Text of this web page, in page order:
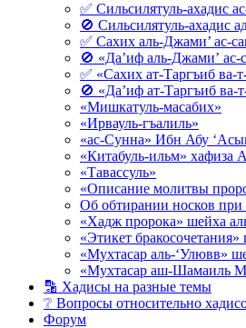
✅ Сильсилятуль-ахадис
🚫 Сильсилятуль-ахадис
✅ Сахих аль-Джами’ ас-
🚫 «Да’иф аль-Джами’ ас-
✅ «Сахих ат-Таргъиб ва-
🚫 «Да’иф ат-Таргъиб ва-
«Мишкатуль-масабих»
«Ирвауль-гъалиль»
«ас-Сунна» Ибн Абу
«Китабуль-ильм» хафиза
«Тавассуль»
«Описание молитвы
Об обтирании носков
«Хадж пророка» шейха
«Этикет
«Мухтасар аль-‘Улювв»
«Мухтасар аш-Шамаиль
🔡 Хадисы на разные темы
❔ Вопросы относительно
Форум